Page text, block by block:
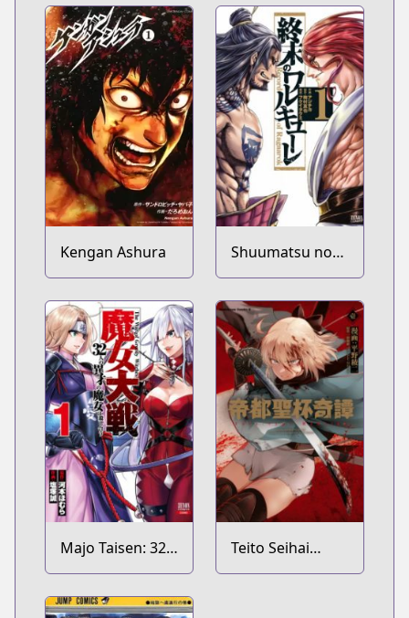
Kengan Ashura
Shuumatsu no
Walküre
Majo Taisen: 32-
nin no Isai no
Majo wa
Koroshiau
Teito Seihai
Kitan: Fate/type